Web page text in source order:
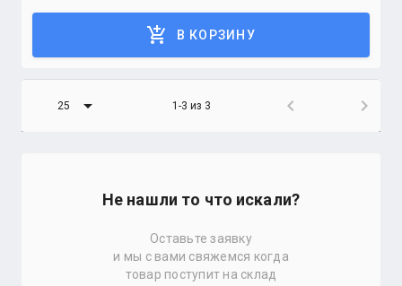
add_shopping_cart В КОРЗИНУ
25 arrow_drop_down 1-3 из 3 chevron_left chevron_right
Не нашли то что искали?
Оставьте заявку
и мы с вами свяжемся когда
товар поступит на склад